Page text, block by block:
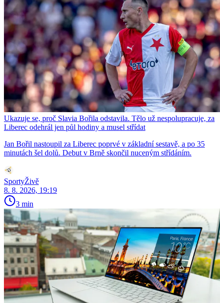
Ukazuje se, proč Slavia Bořila odstavila. Tělo už nespolupracuje, za
Liberec odehrál jen půl hodiny a musel střídat
Jan Bořil nastoupil za Liberec poprvé v základní sestavě, a po 35
minutách šel dolů. Debut v Brně skončil nuceným střídáním.
SportyŽivě
8. 8. 2026, 19:19
3 min